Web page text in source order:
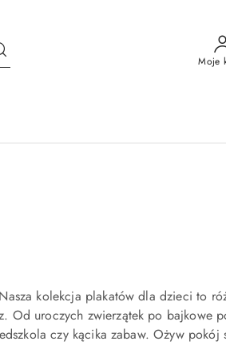
Moje
kolekcja plakatów dla dzieci to
Od uroczych zwierzątek po bajkowe
czy kącika zabaw. Ożyw pokój